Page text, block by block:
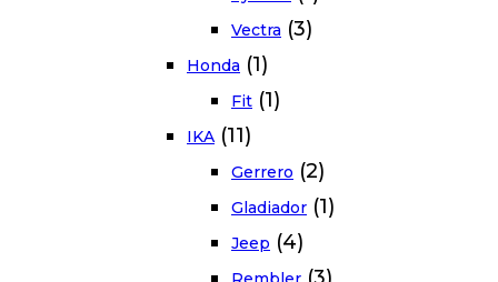
Vectra (3)
Honda (1)
Fit (1)
IKA (11)
Gerrero (2)
Gladiador (1)
Jeep (4)
(3)